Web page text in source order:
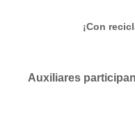
¡Con
Auxiliares